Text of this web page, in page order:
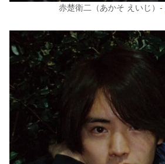
赤楚衛二（あかそ えいじ）-